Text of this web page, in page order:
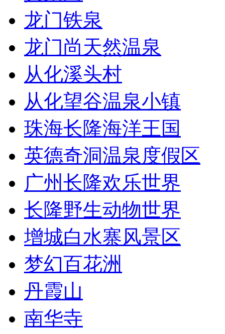
龙门铁泉
龙门尚天然温泉
从化溪头村
从化望谷温泉小镇
珠海长隆海洋王国
英德奇洞温泉度假区
广州长隆欢乐世界
长隆野生动物世界
增城白水寨风景区
梦幻百花洲
丹霞山
南华寺